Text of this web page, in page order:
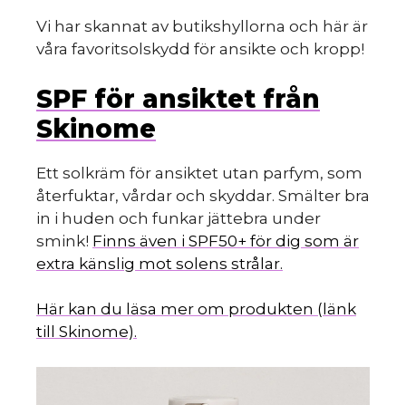
Vi har skannat av butikshyllorna och här är
våra favoritsolskydd för ansikte och kropp!
SPF för ansiktet från
Skinome
Ett solkräm för ansiktet utan parfym, som
återfuktar, vårdar och skyddar. Smälter bra
in i huden och funkar jättebra under
smink! Finns även i SPF50+ för dig som är
extra känslig mot solens strålar.
Här kan du läsa mer om produkten (länk
till Skinome).